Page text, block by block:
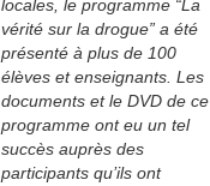
locales, le programme “La
vérité sur la drogue” a été
présenté à plus de 100
élèves et enseignants. Les
documents et le DVD de ce
programme ont eu un tel
succès auprès des
participants qu’ils ont